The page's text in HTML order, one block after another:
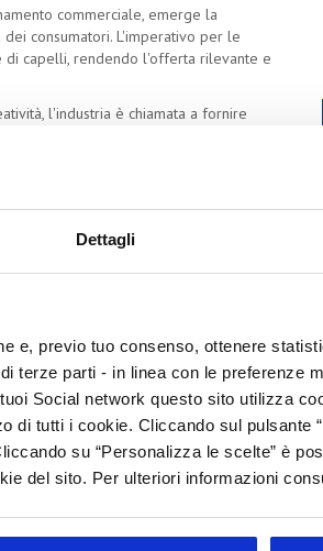
Dettagli
e, previo tuo consenso, ottenere
terze parti - in linea con le preferenze
Social network questo sito utilizza
di tutti i cookie. Cliccando sul pulsante
su “Personalizza le scelte” è
del sito. Per ulteriori informazioni
commerciale, emerge la
consumatori. L'imperativo per le
capelli, rendendo l'offerta rilevante e
l'industria è chiamata a fornire
l'utente nell'utilizzo
che fungono da leva per la
dei consumatori più giovani
i brand stanno puntando su claim
sulle fasi della vita ("lifestages")
clinica, texture sensoriali lenitive e
richiesta di prodotti locali e la co-
attenzione alla sensorialità e alla